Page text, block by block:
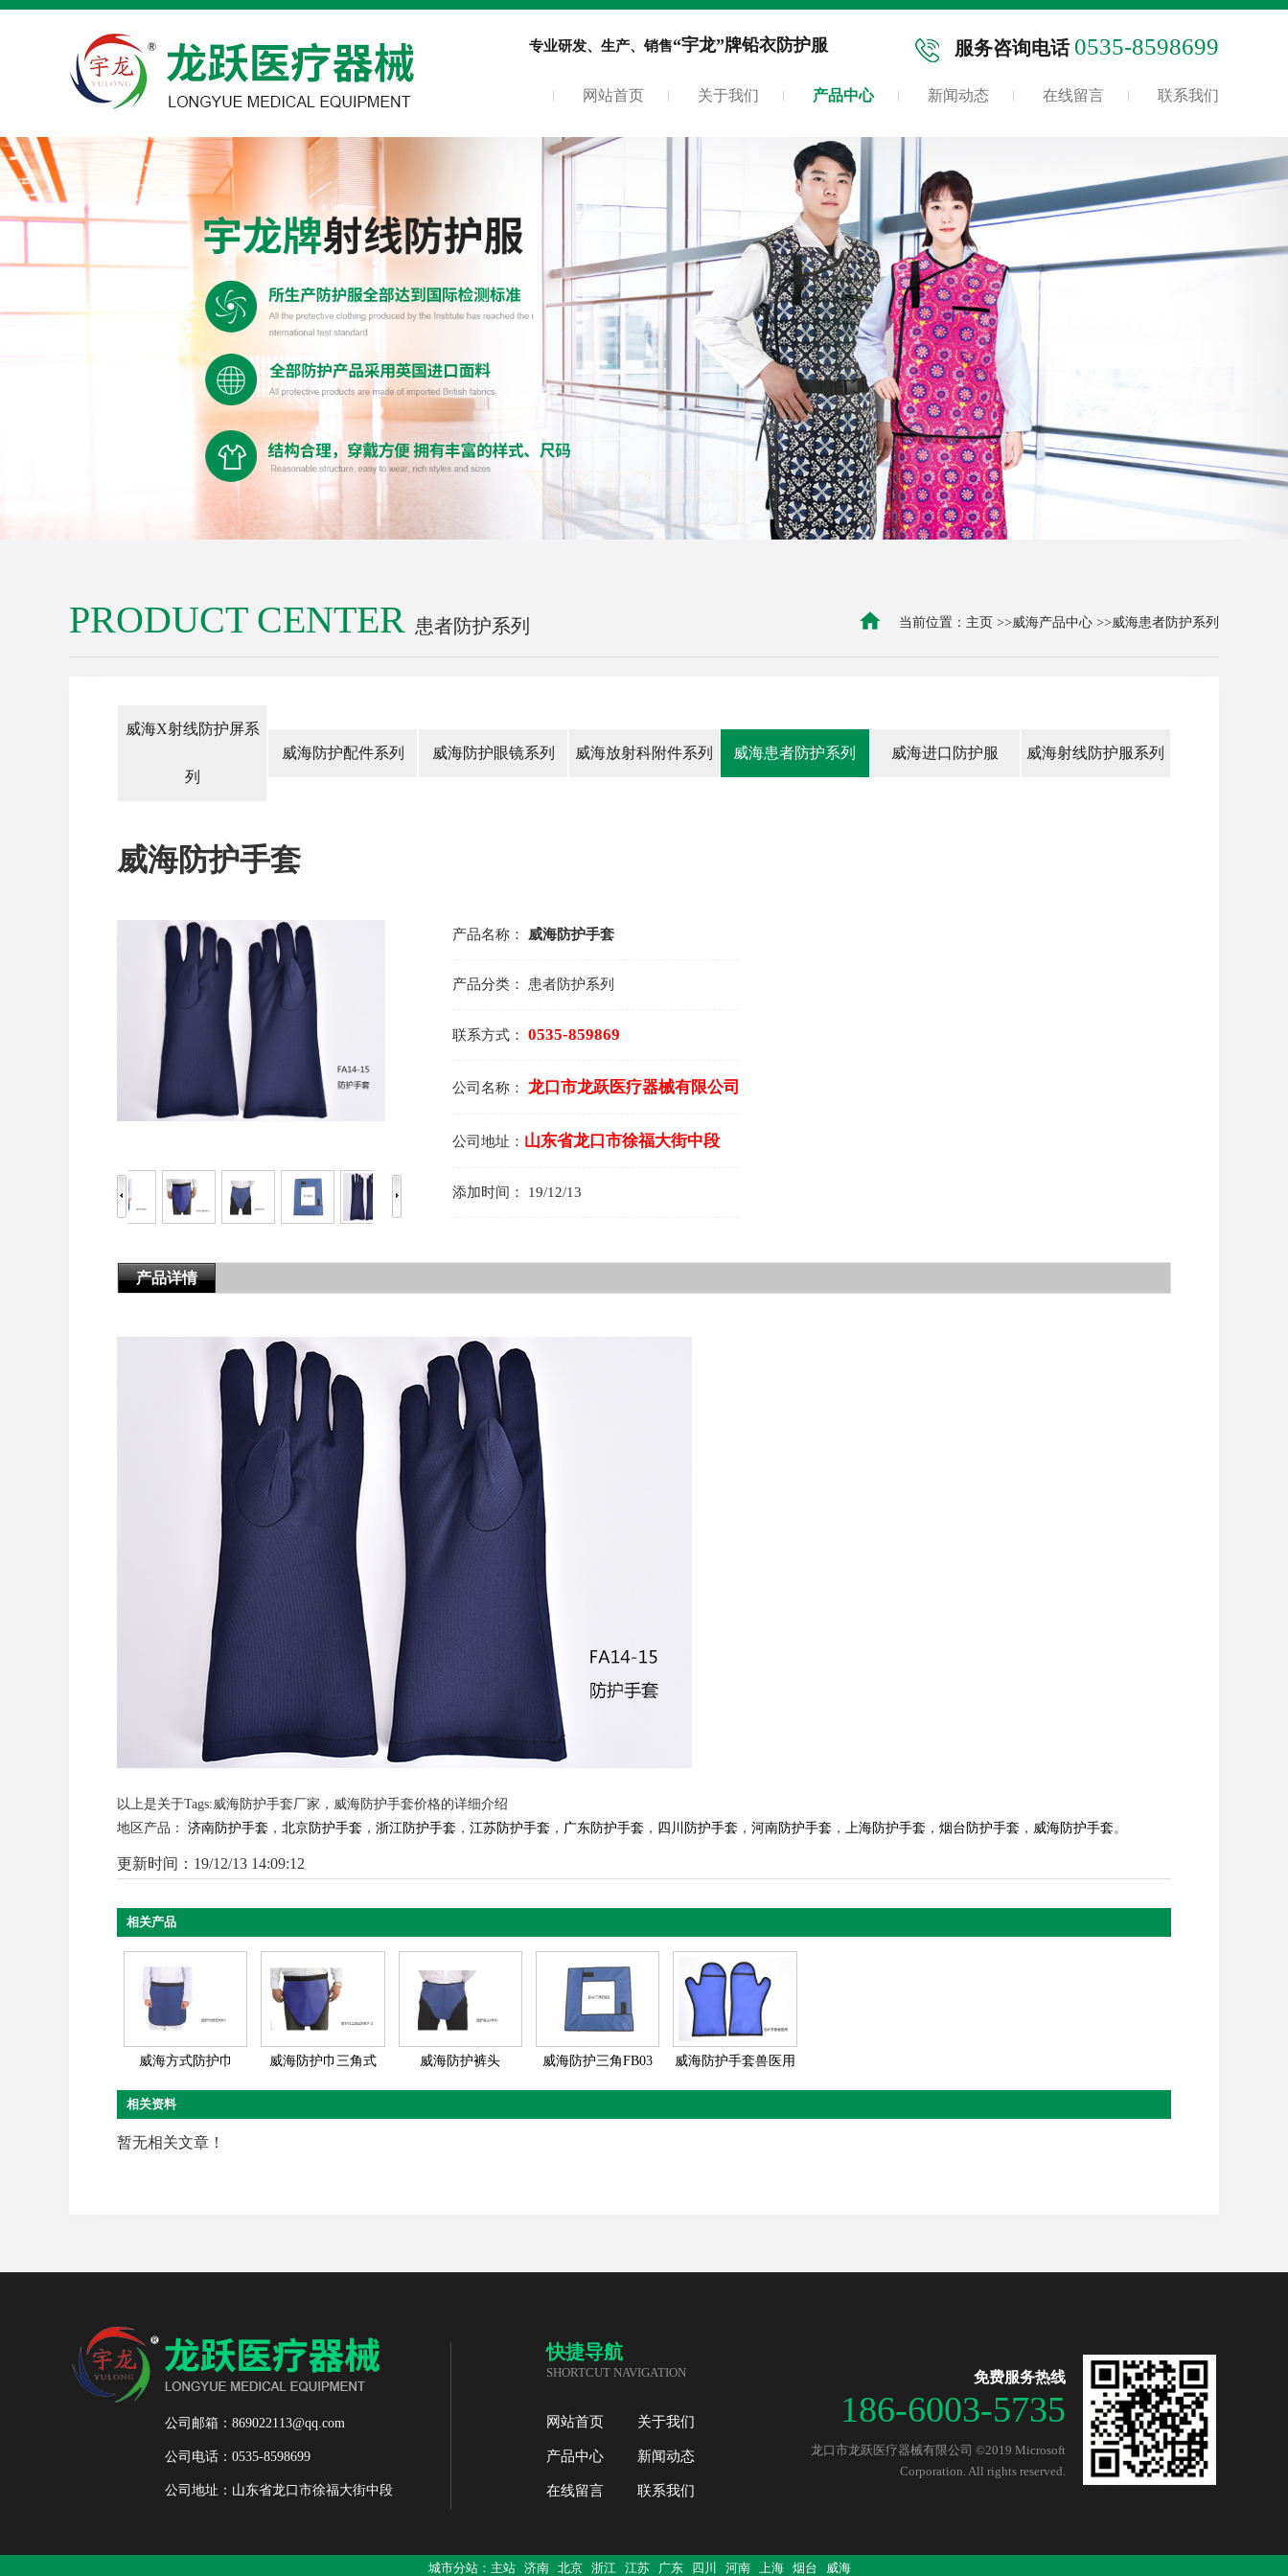
专业研发、生产、销售“宇龙”牌铅衣防护服 服务咨询电话 0535-8598699
网站首页 关于我们 产品中心 新闻动态 在线留言 联系我们
PRODUCT CENTER 患者防护系列 当前位置： 主页 >> 威海产品中心 >> 威海患者防护系列
威海X射线防护屏系
列
威海防护配件系列 威海防护眼镜系列 威海放射科附件系列 威海患者防护系列 威海进口防护服 威海射线防护服系列
威海防护手套
产品名称： 威海防护手套
产品分类： 患者防护系列
联系方式： 0535-859869
公司名称： 龙口市龙跃医疗器械有限公司
公司地址： 山东省龙口市徐福大街中段
添加时间： 19/12/13
产品详情
以上是关于Tags:威海防护手套厂家，威海防护手套价格的详细介绍
地区产品： 济南防护手套 ， 北京防护手套 ， 浙江防护手套 ， 江苏防护手套 ， 广东防护手套 ， 四川防护手套 ， 河南防护手套 ， 上海防护手套 ， 烟台防护手套 ， 威海防护手套。
更新时间：19/12/13 14:09:12
相关产品
威海方式防护巾 威海防护巾三角式 威海防护裤头 威海防护三角FB03 威海防护手套兽医用
相关资料
暂无相关文章！
公司邮箱：869022113@qq.com
公司电话：0535-8598699
公司地址：山东省龙口市徐福大街中段
快捷导航
SHORTCUT NAVIGATION
网站首页 关于我们
产品中心 新闻动态
在线留言 联系我们
免费服务热线
186-6003-5735
龙口市龙跃医疗器械有限公司 ©2019 Microsoft
Corporation. All rights reserved.
城市分站： 主站 济南 北京 浙江 江苏 广东 四川 河南 上海 烟台 威海